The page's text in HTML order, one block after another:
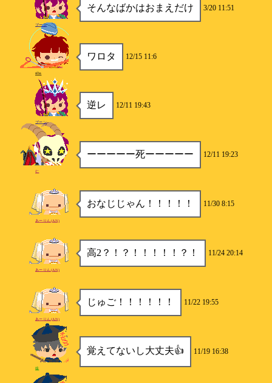
そんなばかはおまえだけ 3/20 11:51
ブーン
ワロタ 12/15 11:6
siba
逆レ 12/11 19:43
ブーン
ーーーーー死ーーーーー 12/11 19:23
仁
おなじじゃん！！！！！ 11/30 8:15
あーりん(AN)
高2？！？！！！！！？！ 11/24 20:14
あーりん(AN)
じゅご！！！！！！ 11/22 19:55
あーりん(AN)
覚えてないし大丈夫👍 11/19 16:38
猿